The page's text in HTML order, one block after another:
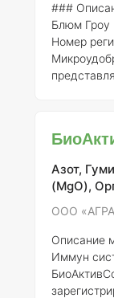
Также в
###
Блюм Гроу
Номер
развитию
Гроу
себя
процессов
Азот,
(MgO),
ООО
Описание
Иммун